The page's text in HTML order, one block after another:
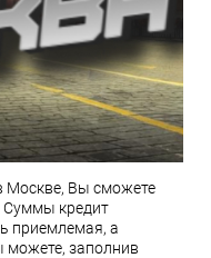
Москве, Вы сможете
Суммы кредит
приемлемая, а
можете, заполнив